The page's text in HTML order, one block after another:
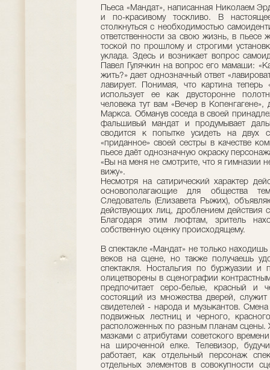
Пьеса «Мандат», написанная Николаем
и по-красивому тоскливо. В
столкнуться с необходимостью
ответственности за свою жизнь, в
тоской по прошлому и строгими
уклада. Здесь и возникает вопрос
Павел Гулячкин на вопрос его мамаши:
жить?» дает однозначный ответ
лавирует. Понимая, что картина
использует ее как двусторонне
человека тут вам «Вечер в
Маркса. Обманув соседа в своей
фальшивый мандат и продумывает
сводится к попытке усидеть на двух
«приданное» своей сестры в качестве
пьесе даёт однозначную окраску
«Вы на меня не смотрите, что я гимназии
вижу».
Несмотря на сатирический характер
основополагающие для общества
Следователь (Елизавета Рыжих),
действующих лиц, дроблением действия
Благодаря этим люфтам, зритель
собственную оценку происходящему.
В спектакле «Мандат» не только
веков на сцене, но также получаешь
спектакля. Ностальгия по буржуазии и
олицетворены в сценографии
предпочитает серо-белые, красный и
состоящий из множества дверей,
свидетелей - народа и музыкантов.
подвижных лестниц и черного,
расположенных по разным планам сцены.
мазками с атрибутами советского
на широченной елке. Телевизор,
работает, как отдельный персонаж
отдельных элементов в совокупности